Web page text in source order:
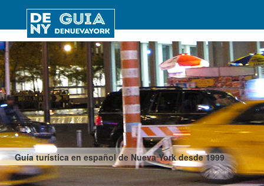
Guía turística en español de Nueva York desde 1999